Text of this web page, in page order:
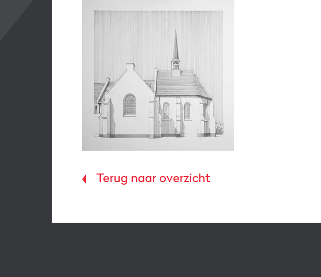
Terug naar overzicht